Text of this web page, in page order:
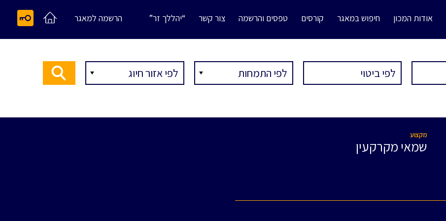
אודות המכון חיפוש במאגר קורסים טפסים והרשמה צור קשר “יהללך זר” הרשמה למאגר
מקצוע
שמאי מקרקעין